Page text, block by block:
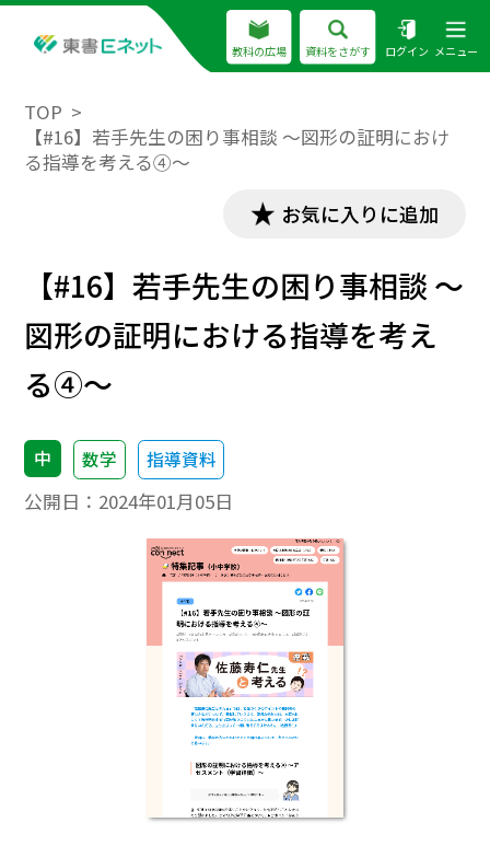
教科の広場 資料をさがす ログイン メニュー
TOP
【#16】若手先生の困り事相談 ～図形の証明におけ
る指導を考える④～
お気に入りに追加
【#16】若手先生の困り事相談 ～
図形の証明における指導を考え
る④～
中 数学 指導資料
公開日： 2024年01月05日